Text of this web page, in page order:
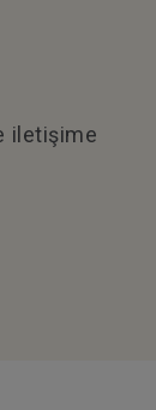
iletişime